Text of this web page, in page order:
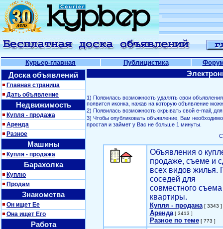
Курьер-главная Публицистика
Доска объявлений
Главная страница
Дать объявление
Недвижимость
Купля - продажа
Аренда
Разное
Машины
Купля - продажа
Барахолка
Куплю
Продам
Знакомства
Он ищет Ее
Она ищет Его
Работа
1) Появилась возможность удалять свои
появится иконка, нажав на которую объявление
2) Появилась возможность скрывать свой е-mail,
3) Чтобы опубликовать объявление, Вам
простая и займет у Вас не больше 1 минуты.
Объявления о
продаже, съеме и
всех видов жилья.
соседей для
совместного съема
квартиры.
Купля - продажа[ 3343 ]
Аренда[ 3413 ]
Разное по теме[ 773 ]